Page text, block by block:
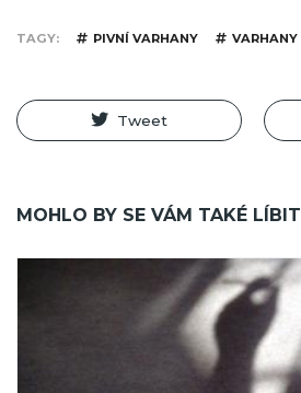
TAGY PIVNÍ VARHANY VARHANY
Tweet
MOHLO BY SE VÁM TAKÉ LÍBIT